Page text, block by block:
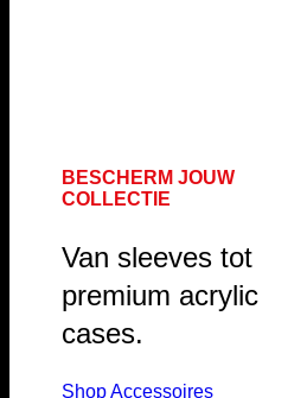
BESCHERM JOUW
COLLECTIE
Van sleeves tot
premium acrylic
cases.
Shop Accessoires